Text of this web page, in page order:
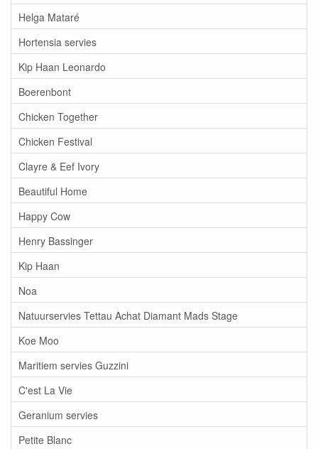
Helga Mataré
Hortensia servies
Kip Haan Leonardo
Boerenbont
Chicken Together
Chicken Festival
Clayre & Eef Ivory
Beautiful Home
Happy Cow
Henry Bassinger
Kip Haan
Noa
Natuurservies Tettau Achat Diamant Mads Stage
Koe Moo
Maritiem servies Guzzini
C'est La Vie
Geranium servies
Petite Blanc